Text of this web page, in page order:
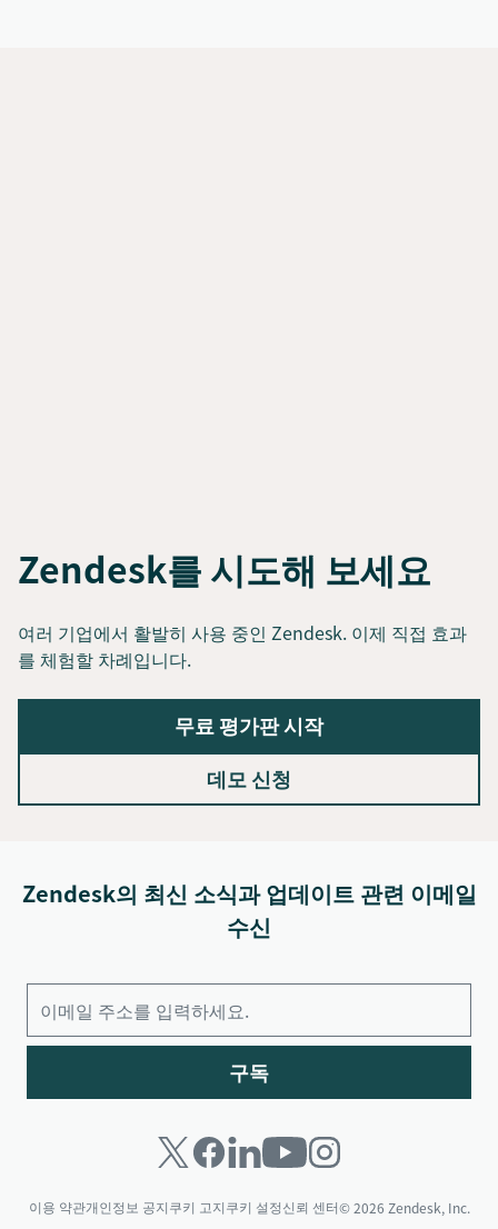
Zendesk를 시도해 보세요
여러 기업에서 활발히 사용 중인 Zendesk. 이제 직접 효과
를 체험할 차례입니다.
무료 평가판 시작
데모 신청
Zendesk의 최신 소식과 업데이트 관련 이메일
수신
구독
이용 약관개인정보 공지쿠키 고지쿠키 설정신뢰 센터© 2026 Zendesk, Inc.